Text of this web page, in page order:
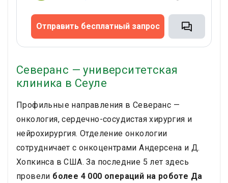
телефон.
Отправить бесплатный запрос
Северанс — университетская
клиника в Сеуле
Профильные направления в Северанс —
онкология, сердечно-сосудистая хирургия и
нейрохирургия. Отделение онкологии
сотрудничает с онкоцентрами Андерсена и Д.
Хопкинса в США. За последние 5 лет здесь
провели более 4 000 операций на роботе Да